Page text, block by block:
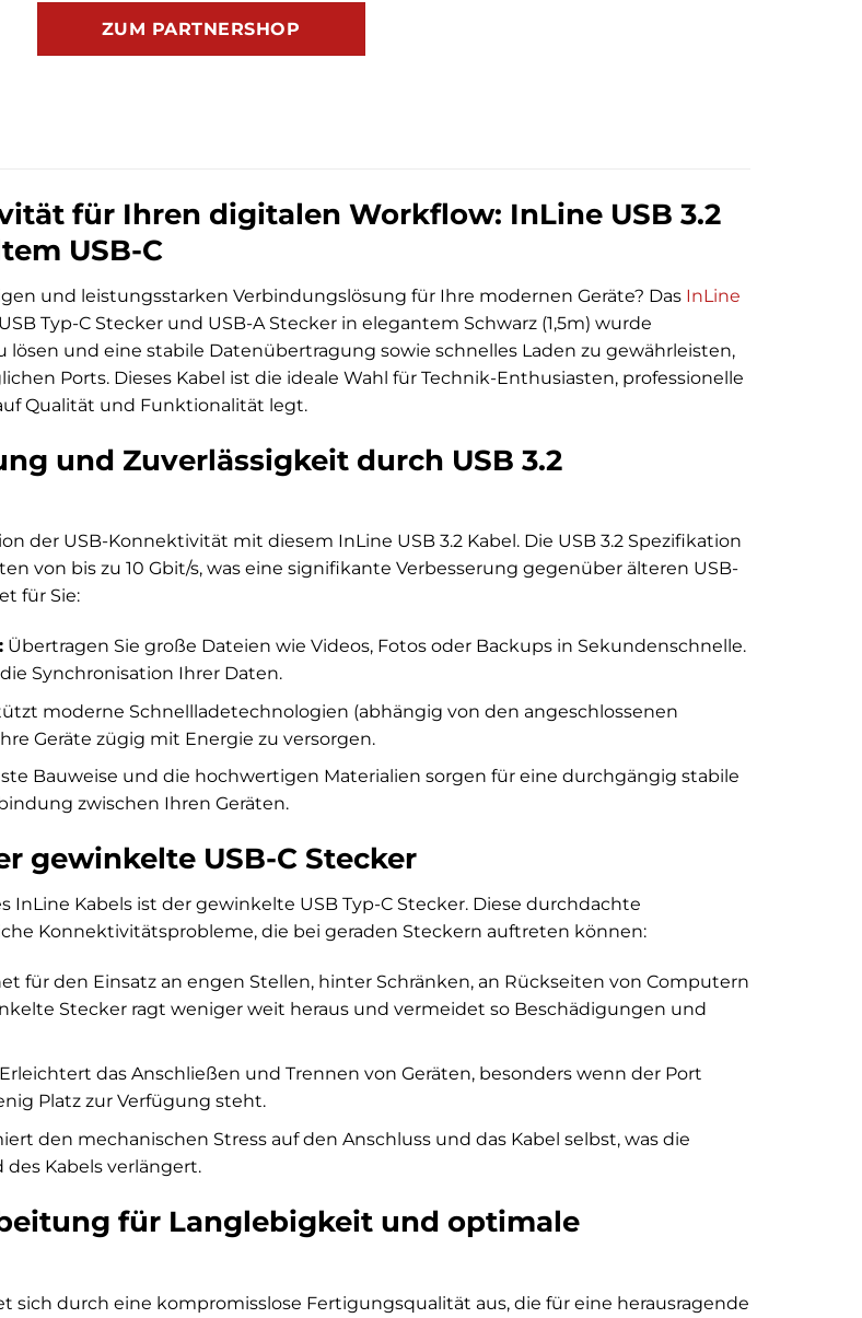
ZUM PARTNERSHOP
für Ihren digitalen Workflow: InLine USB 3.2
USB-C
und leistungsstarken Verbindungslösung für Ihre modernen Geräte? Das InLine
Typ-C Stecker und USB-A Stecker in elegantem Schwarz (1,5m) wurde
und eine stabile Datenübertragung sowie schnelles Laden zu gewährleisten,
Ports. Dieses Kabel ist die ideale Wahl für Technik-Enthusiasten, professionelle
Qualität und Funktionalität legt.
und Zuverlässigkeit durch USB 3.2
der USB-Konnektivität mit diesem InLine USB 3.2 Kabel. Die USB 3.2 Spezifikation
von bis zu 10 Gbit/s, was eine signifikante Verbesserung gegenüber älteren USB-
für Sie:
Übertragen Sie große Dateien wie Videos, Fotos oder Backups in Sekundenschnelle.
Synchronisation Ihrer Daten.
moderne Schnellladetechnologien (abhängig von den angeschlossenen
Geräte zügig mit Energie zu versorgen.
Bauweise und die hochwertigen Materialien sorgen für eine durchgängig stabile
zwischen Ihren Geräten.
gewinkelte USB-C Stecker
InLine Kabels ist der gewinkelte USB Typ-C Stecker. Diese durchdachte
Konnektivitätsprobleme, die bei geraden Steckern auftreten können:
für den Einsatz an engen Stellen, hinter Schränken, an Rückseiten von Computern
Stecker ragt weniger weit heraus und vermeidet so Beschädigungen und
das Anschließen und Trennen von Geräten, besonders wenn der Port
Platz zur Verfügung steht.
den mechanischen Stress auf den Anschluss und das Kabel selbst, was die
Kabels verlängert.
für Langlebigkeit und optimale
sich durch eine kompromisslose Fertigungsqualität aus, die für eine herausragende